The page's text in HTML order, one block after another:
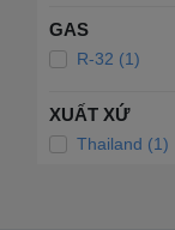
GAS
R-32 (1)
XUẤT XỨ
Thailand (1)